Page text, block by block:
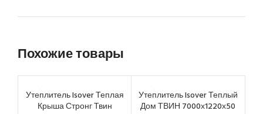
Похожие товары
Утеплитель Isover Теплая
Крыша Стронг Твин
Утеплитель Isover Теплый
Дом ТВИН 7000х1220х50